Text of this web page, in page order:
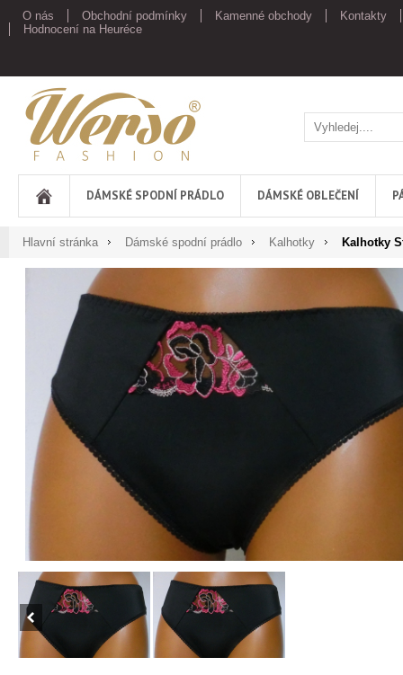
O nás Obchodní podmínky Kamenné obchody
Kontakty
Hodnocení na Heuréce
Werso
DÁMSKÉ SPODNÍ PRÁDLO DÁMSKÉ OBLEČENÍ
Hlavní stránka Dámské spodní prádlo Kalhotky Kalhotky